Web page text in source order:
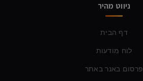
ניווט מהיר
דף הבית
לוח מודעות
פרסום באנר באתר